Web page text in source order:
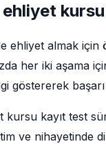
ehliyet almak için
her iki aşama
göstererek
kursu kayıt test
ve nihayetinde